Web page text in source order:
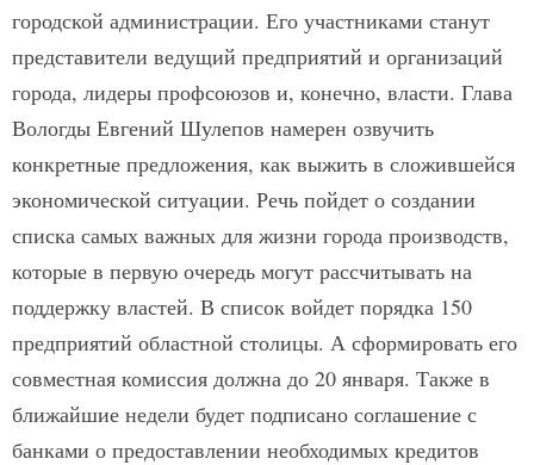
городской администрации. Его участниками станут
представители ведущий предприятий и организаций
города, лидеры профсоюзов и, конечно, власти. Глава
Вологды Евгений Шулепов намерен озвучить
конкретные предложения, как выжить в сложившейся
экономической ситуации. Речь пойдет о создании
списка самых важных для жизни города производств,
которые в первую очередь могут рассчитывать на
поддержку властей. В список войдет порядка 150
предприятий областной столицы. А сформировать его
совместная комиссия должна до 20 января. Также в
ближайшие недели будет подписано соглашение с
банками о предоставлении необходимых кредитов